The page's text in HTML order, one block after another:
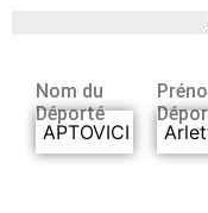
Nom du
Déporté
APTOVICI